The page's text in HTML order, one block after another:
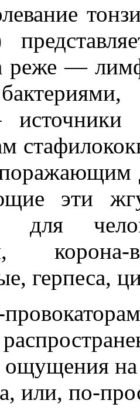
—
источники
эти
для
герпеса,
или, по-